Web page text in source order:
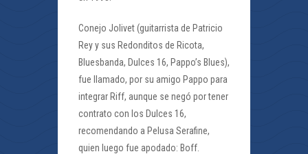
Conejo Jolivet (guitarrista de Patricio
Rey y sus Redonditos de Ricota,
Bluesbanda, Dulces 16, Pappo’s Blues),
fue llamado, por su amigo Pappo para
integrar Riff, aunque se negó por tener
contrato con los Dulces 16,
recomendando a Pelusa Serafine,
quien luego fue apodado: Boff.